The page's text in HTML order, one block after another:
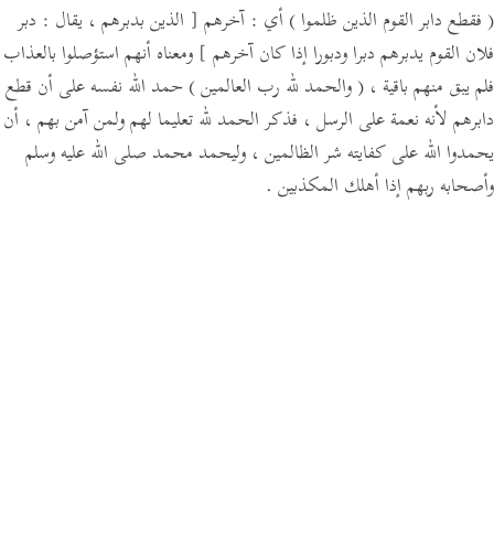
( فقطع دابر القوم الذين ظلموا ) أي : آخرهم [ الذين بدبرهم ، يقال : دبر
فلان القوم يدبرهم دبرا ودبورا إذا كان آخرهم ] ومعناه أنهم استؤصلوا بالعذاب
فلم يبق منهم باقية ، ( والحمد لله رب العالمين ) حمد الله نفسه على أن قطع
دابرهم لأنه نعمة على الرسل ، فذكر الحمد لله تعليما لهم ولمن آمن بهم ، أن
يحمدوا الله على كفايته شر الظالمين ، وليحمد محمد صلى الله عليه وسلم
وأصحابه ربهم إذا أهلك المكذبين .